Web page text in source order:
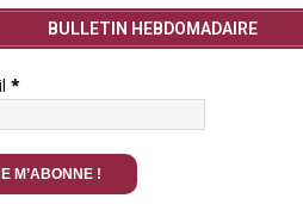
BULLETIN HEBDOMADAIRE
*